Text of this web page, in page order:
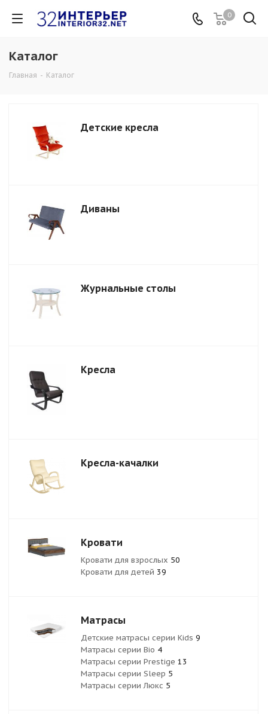
0
Каталог
Главная - Каталог
Детские кресла
Диваны
Журнальные столы
Кресла
Кресла-качалки
Кровати
Кровати для взрослых 50
Кровати для детей 39
Матрасы
Детские матрасы серии Kids 9
Матрасы серии Bio 4
Матрасы серии Prestige 13
Матрасы серии Sleep 5
Матрасы серии Люкс 5